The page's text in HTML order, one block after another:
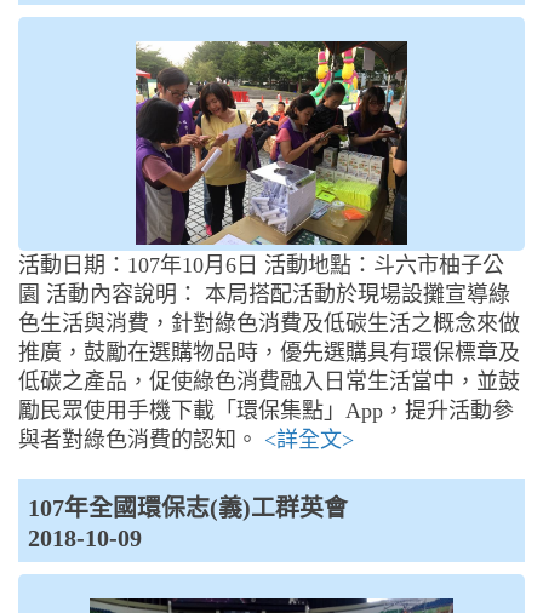
活動日期：107年10月6日 活動地點：斗六市柚子公
園 活動內容說明： 本局搭配活動於現場設攤宣導綠
色生活與消費，針對綠色消費及低碳生活之概念來做
推廣，鼓勵在選購物品時，優先選購具有環保標章及
低碳之產品，促使綠色消費融入日常生活當中，並鼓
勵民眾使用手機下載「環保集點」App，提升活動參
與者對綠色消費的認知。 <詳全文>
107年全國環保志(義)工群英會
2018-10-09